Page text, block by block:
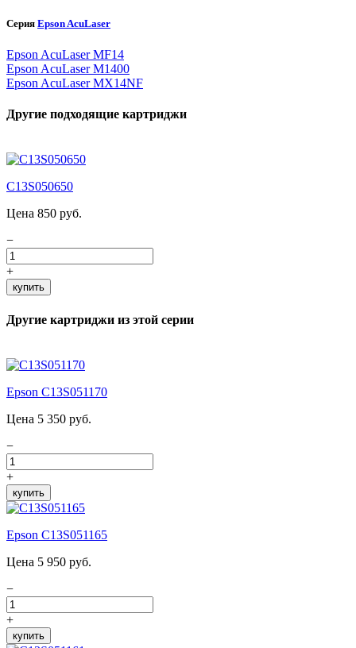
Серия Epson AcuLaser
Epson AcuLaser MF14
Epson AcuLaser M1400
Epson AcuLaser MX14NF
Другие подходящие картриджи
C13S050650
Цена 850 руб.
−
+
купить
Другие картриджи из этой серии
Epson C13S051170
Цена 5 350 руб.
−
+
купить
Epson C13S051165
Цена 5 950 руб.
−
+
купить